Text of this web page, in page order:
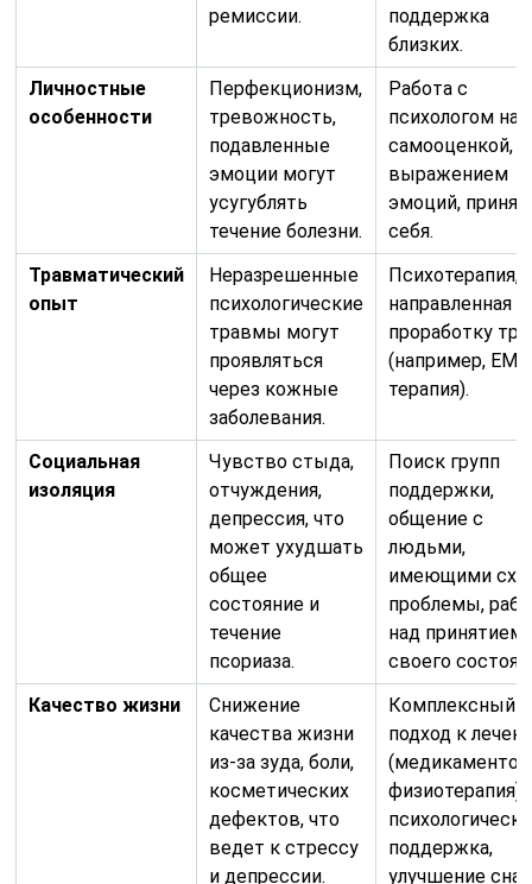
ремиссии.
поддержка
близких.
Личностные
особенности
Перфекционизм,
тревожность,
подавленные
эмоции могут
усугублять
течение болезни.
Работа с
психологом над
самооценкой,
выражением
эмоций,
себя.
Травматический
опыт
Неразрешенные
психологические
травмы могут
проявляться
через кожные
заболевания.
Психотерапия,
направленная
проработку
(например,
терапия).
Социальная
изоляция
Чувство стыда,
отчуждения,
депрессия, что
может ухудшать
общее
состояние и
течение
псориаза.
Поиск групп
поддержки,
общение с
людьми,
имеющими
проблемы,
над принятием
своего
Качество жизни
Снижение
качества жизни
из-за зуда, боли,
косметических
дефектов, что
ведет к стрессу
и депрессии.
Комплексный
подход к
физиотерапия),
поддержка,
улучшение сна